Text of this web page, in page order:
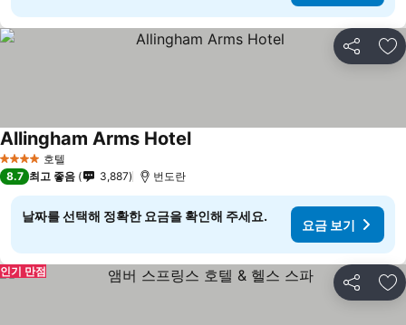
공유 즐
4 성급 호텔
Allingham Arms Hotel
8.7 최고 좋음 3,887 번도란
날짜를 선택해 정확한 요금을 확인해 주세요.
요금 보기
공유 즐
인기 만점